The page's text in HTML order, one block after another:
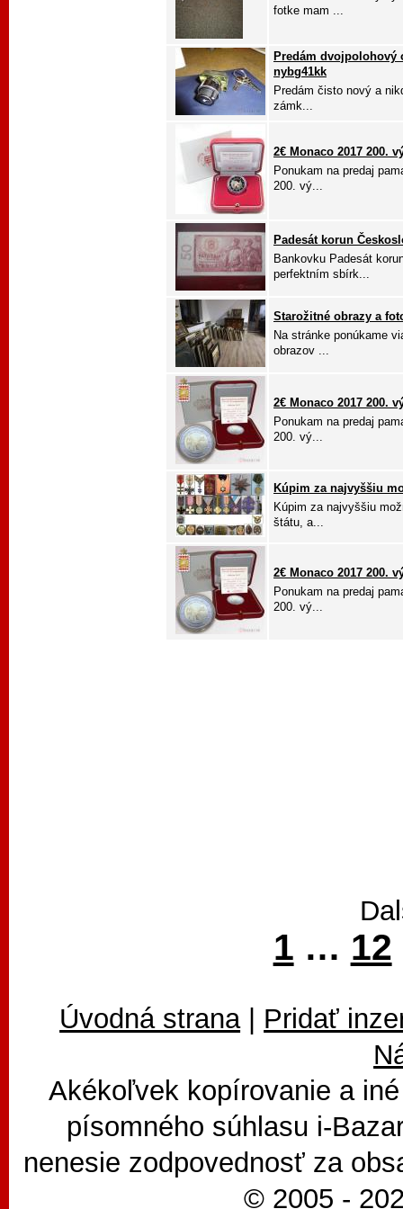
fotke mam ...
Predám dvojpolohový
nybg41kk
Predám čisto nový a
zámk...
2€ Monaco 2017 200.
Ponukam na predaj
200. vý...
Padesát korun
Bankovku Padesát
perfektním sbírk...
Starožitné obrazy a
Na stránke ponúkame
obrazov ...
2€ Monaco 2017 200.
Ponukam na predaj
200. vý...
Kúpim za najvyššiu
Kúpim za najvyššiu
štátu, a...
2€ Monaco 2017 200.
Ponukam na predaj
200. vý...
1 … 12
Úvodná strana| Pridať
Akékoľvek kopírovanie a
písomného súhlasu i-
nenesie zodpovednosť za
© 2005 -